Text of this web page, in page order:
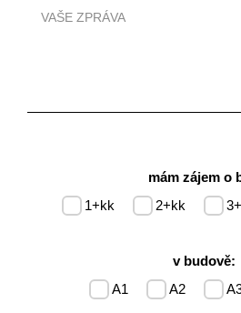
mám zájem o
1+kk 2+kk
v budově:
A1 A2